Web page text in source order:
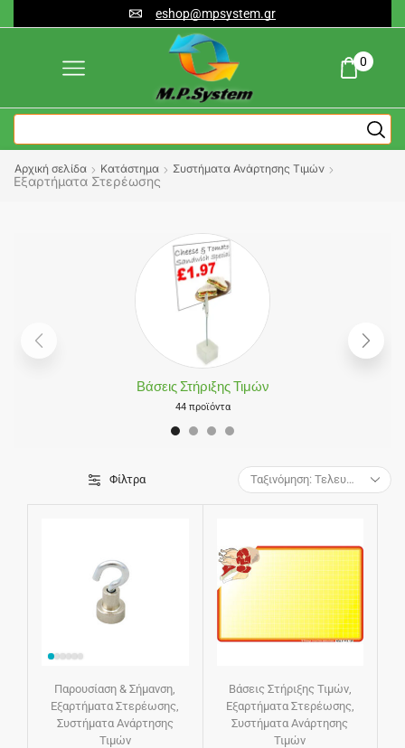
eshop@mpsystem.gr
0
Αρχική σελίδα Κατάστημα Συστήματα Ανάρτησης Τιμών
Εξαρτήματα Στερέωσης
Βάσεις Στήριξης Τιμών
44 προϊόντα
Φίλτρα
Παρουσίαση & Σήμανση
Εξαρτήματα Στερέωσης
Συστήματα Ανάρτησης
Τιμών
Βάσεις Στήριξης Τιμών,
Εξαρτήματα Στερέωσης,
Συστήματα Ανάρτησης
Τιμών